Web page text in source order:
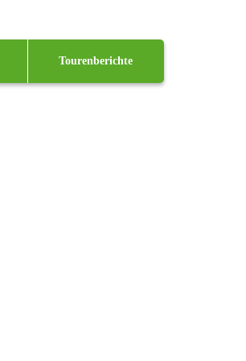
Facebook
Tourenberichte